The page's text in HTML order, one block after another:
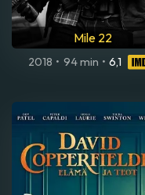
Mile 22
2018 • 94 min • 6,1